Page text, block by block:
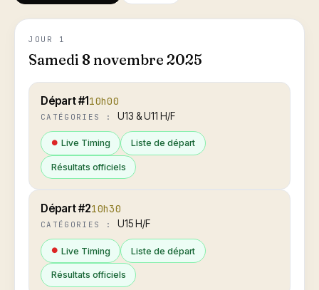
JOUR 1
Samedi 8 novembre 2025
Départ #110h00
CATÉGORIES : U13 & U11 H/F
Live Timing Liste de départ
Résultats officiels
Départ #210h30
CATÉGORIES : U15 H/F
Live Timing Liste de départ
Résultats officiels